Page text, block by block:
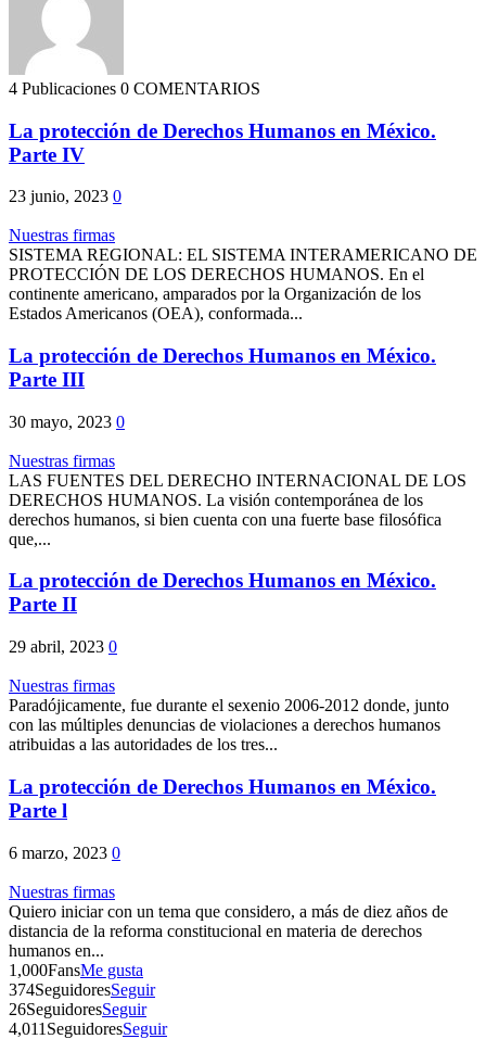
4 Publicaciones 0 COMENTARIOS
La protección de Derechos Humanos en México.
Parte IV
23 junio, 2023 0
Nuestras firmas
SISTEMA REGIONAL: EL SISTEMA INTERAMERICANO DE
PROTECCIÓN DE LOS DERECHOS HUMANOS. En el
continente americano, amparados por la Organización de los
Estados Americanos (OEA), conformada...
La protección de Derechos Humanos en México.
Parte III
30 mayo, 2023 0
Nuestras firmas
LAS FUENTES DEL DERECHO INTERNACIONAL DE LOS
DERECHOS HUMANOS. La visión contemporánea de los
derechos humanos, si bien cuenta con una fuerte base filosófica
que,...
La protección de Derechos Humanos en México.
Parte II
29 abril, 2023 0
Nuestras firmas
Paradójicamente, fue durante el sexenio 2006-2012 donde, junto
con las múltiples denuncias de violaciones a derechos humanos
atribuidas a las autoridades de los tres...
La protección de Derechos Humanos en México.
Parte l
6 marzo, 2023 0
Nuestras firmas
Quiero iniciar con un tema que considero, a más de diez años de
distancia de la reforma constitucional en materia de derechos
humanos en...
1,000FansMe gusta
374SeguidoresSeguir
26SeguidoresSeguir
4,011 SeguidoresSeguir